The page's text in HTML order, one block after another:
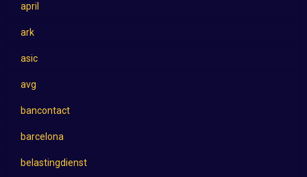
april
ark
asic
avg
bancontact
barcelona
belastingdienst